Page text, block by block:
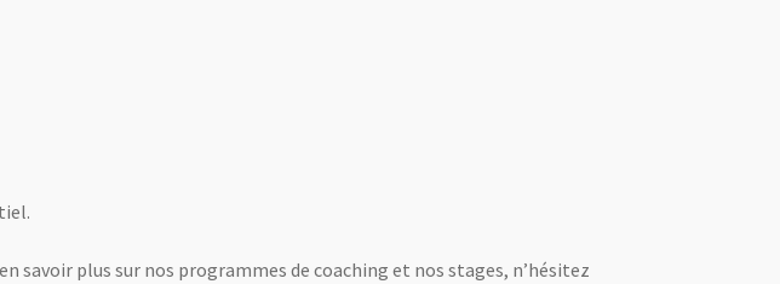
savoir plus sur nos programmes de coaching et nos stages, n’hésitez